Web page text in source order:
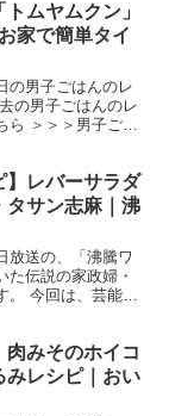
、早速作り方で
トムヤムクン」
の男子ごはんのレ
の男子ごはんのレ
ら ＞＞＞男子ごは
なタイを代表する
】レバーサラダ
タサン志麻｜沸
放送の、「沸騰ワ
た伝説の家政婦・
今回は、芸能界
テ防止「食欲増進
...
肉みそのホイコ
みレシピ｜おい